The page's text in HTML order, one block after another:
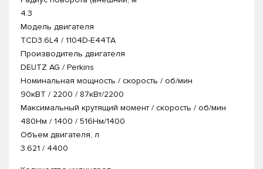
4.3
Модель двигателя
TCD3.6L4 / 1104D-E44TA
Производитель двигателя
DEUTZ AG / Perkins
Номинальная мощность / скорость / об/мин
90кВТ / 2200 / 87кВт/2200
Максимальный крутящий момент / скорость / об/мин
480Нм / 1400 / 516Нм/1400
Объем двигателя, л
3.621 / 4400